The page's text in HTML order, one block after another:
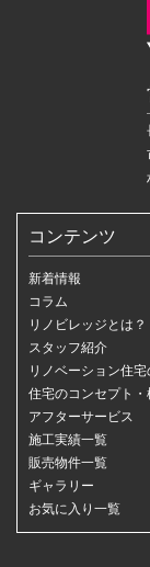
コンテンツ
新着情報
コラム
リノビレッジとは？
スタッフ紹介
リノベーション住宅
住宅のコンセプト・
アフターサービス
施工実績一覧
販売物件一覧
ギャラリー
お気に入り一覧